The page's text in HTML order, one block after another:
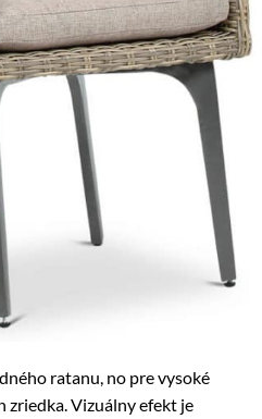
ratanu, no pre vysoké
zriedka. Vizuálny efekt je